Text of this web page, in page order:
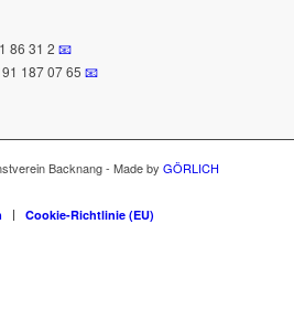
86 31 2 📧
187 07 65 📧
Backnang - Made by GÖRLICH
Cookie-Richtlinie (EU)